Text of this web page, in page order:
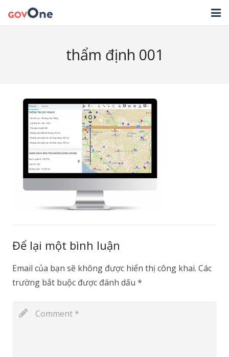
HỖ TRỢ
TẢI ỨNG DỤNG
LIÊN HỆ
NHẬT KÝ CẬP NHẬT PHẦN MỀM
thẩm định 001
Để lại một bình luận
Email của bạn sẽ không được hiển thị công khai. Các
trường bắt buộc được đánh dấu *